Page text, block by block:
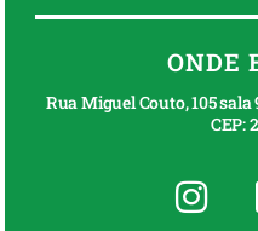
ONDE
Rua Miguel Couto, 105
CEP: